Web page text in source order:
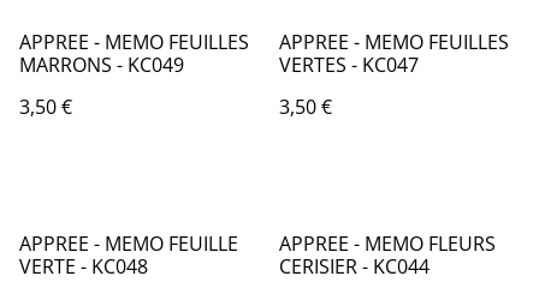
APPREE - MEMO FEUILLES
MARRONS - KC049
3,50 €
APPREE - MEMO FEUILLES
VERTES - KC047
3,50 €
APPREE - MEMO FEUILLE
VERTE - KC048
APPREE - MEMO FLEURS
CERISIER - KC044